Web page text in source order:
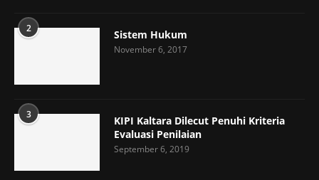
2 Sistem Hukum
November 6, 2017
3
KIPI Kaltara Dilecut Penuhi Kriteria
Evaluasi Penilaian
September 6, 2019